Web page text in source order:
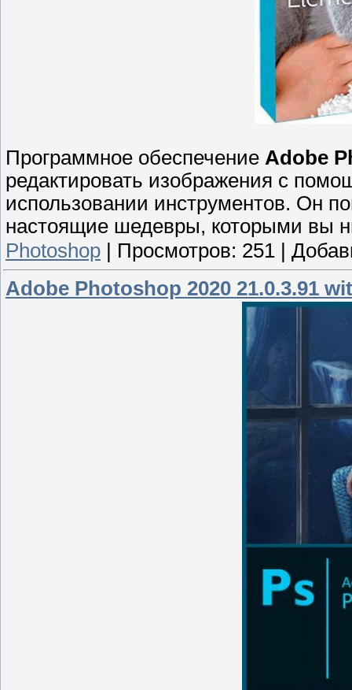
Программное обеспечение Adobe
редактировать изображения с
использовании инструментов. Он
настоящие шедевры, которыми вы
Photoshop
Просмотров: 251
Adobe Photoshop 2020 21.0.3.91